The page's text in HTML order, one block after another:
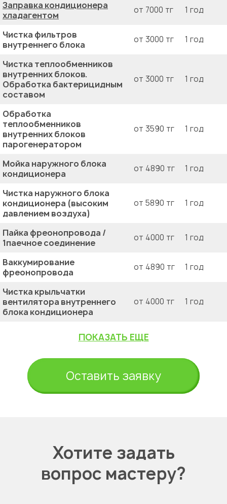
Заправка кондиционера
хладагентом
от 7000 тг 1 год
Чистка фильтров
внутреннего блока
от 3000 тг 1 год
Чистка теплообменников
внутренних блоков.
Обработка бактерицидным
составом
от 3000 тг 1 год
Обработка
теплообменников
внутренних блоков
парогенератором
от 3590 тг 1 год
Мойка наружного блока
кондиционера
от 4890 тг 1 год
Чистка наружного блока
кондиционера (высоким
давлением воздуха)
от 5890 тг 1 год
Пайка фреонопровода /
1паечное соединение
от 4000 тг 1 год
Ваккумирование
фреонопровода
от 4890 тг 1 год
Чистка крыльчатки
вентилятора внутреннего
блока кондиционера
от 4000 тг 1 год
ПОКАЗАТЬ ЕЩЕ
Оставить заявку
Хотите задать
вопрос мастеру?